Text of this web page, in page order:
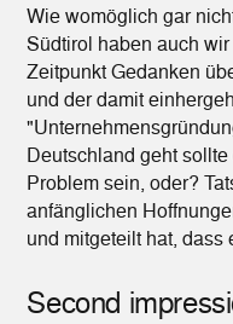
Wie womöglich gar
Südtirol haben auch
Zeitpunkt Gedanken
und der damit
Deutschland geht
Problem sein, oder?
anfänglichen
und mitgeteilt hat, dass
Second